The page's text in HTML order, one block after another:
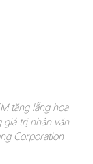
tặng lẵng hoa
trị nhân văn
Corporation